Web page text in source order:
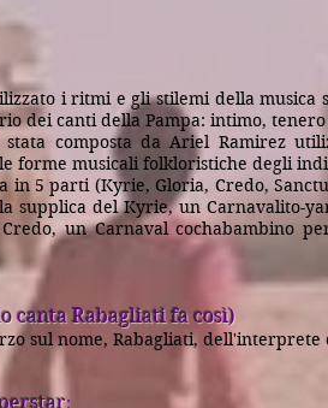
i ritmi e gli stilemi della musica
dei canti della Pampa: intimo, tenero
composta da Ariel Ramirez
forme musicali folkloristiche degli
in 5 parti (Kyrie, Gloria, Credo,
supplica del Kyrie, un Carnavalito-
un Carnaval cochabambino
canta Rabagliati fa così)
sul nome, Rabagliati,
: